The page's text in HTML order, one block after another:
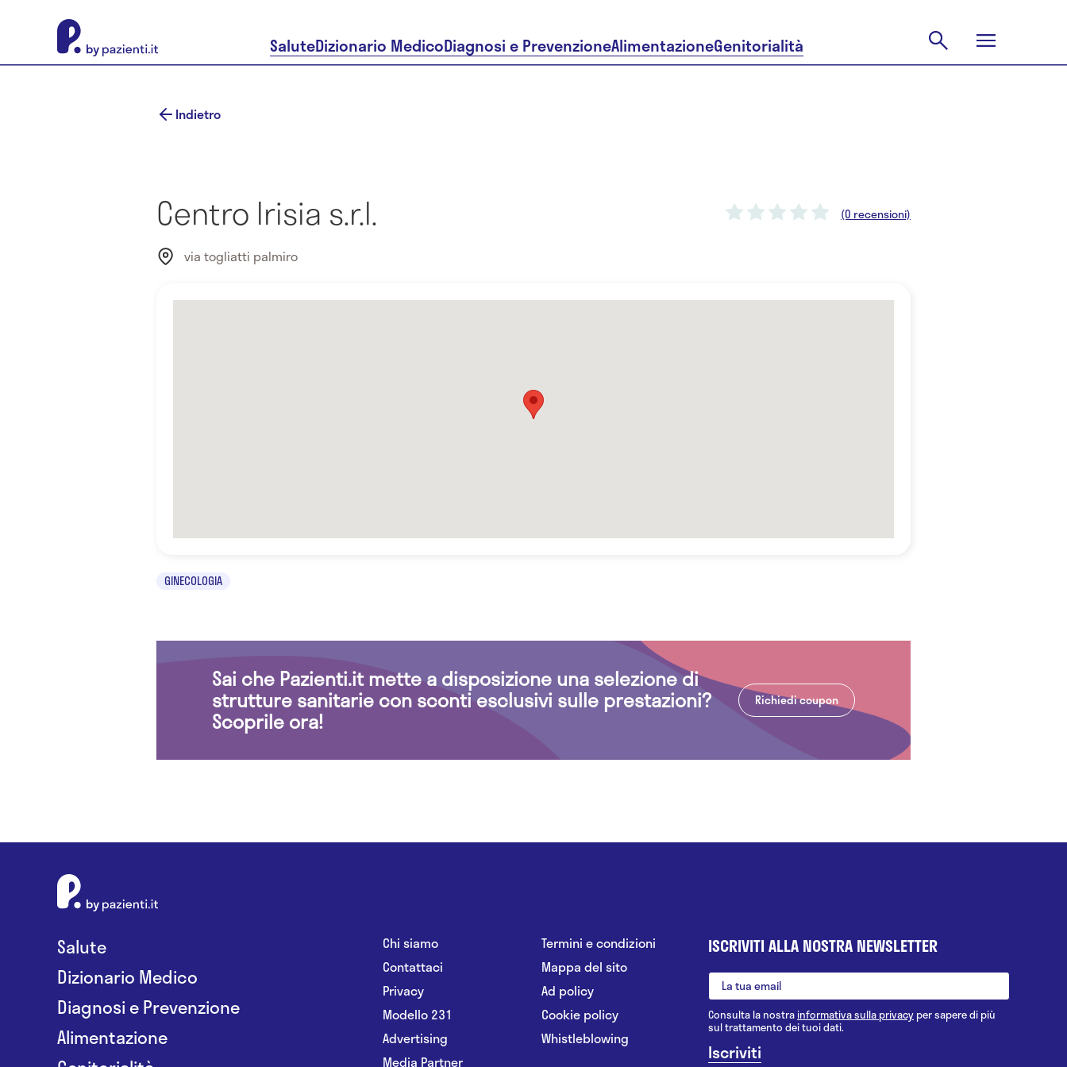
SaluteDizionario MedicoDiagnosi e PrevenzioneAlimentazioneGenitorialità
Indietro
Centro Irisia s.r.l. (0 recensioni)
via togliatti palmiro
GINECOLOGIA
Sai che Pazienti.it mette a disposizione una selezione di
strutture sanitarie con sconti esclusivi sulle prestazioni?
Scoprile ora!
Richiedi coupon
Salute
Dizionario Medico
Diagnosi e Prevenzione
Alimentazione
Chi siamo
Contattaci
Privacy
Modello 231
Advertising
Media Partner
Termini e condizioni
Mappa del sito
Ad policy
Cookie policy
Whistleblowing
ISCRIVITI ALLA NOSTRA NEWSLETTER
Consulta la nostrainformativa sulla privacy per sapere di più
sul trattamento dei tuoi dati.